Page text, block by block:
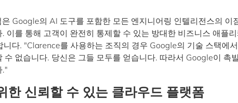
Google의 AI 도구를 포함한 모든 엔지니어링 인텔리전스의 이
이를 통해 고객이 완전히 통제할 수 있는 방대한 비즈니스 애플
다. "Clarence를 사용하는 조직의 경우 Google의 기술 스택에
수 없습니다. 당신은 그들 모두를 얻습니다. 따라서 Google이 촉
."
한 신뢰할 수 있는 클라우드 플랫폼